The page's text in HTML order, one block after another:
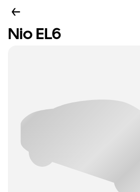
Nio EL6